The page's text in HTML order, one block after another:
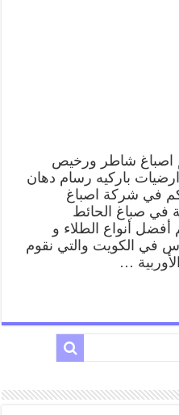
اصباغ شاطر ورخيص
باركيه رسام دهان
في شركة اصباغ
في صباغ الحائط
أفضل أنواع الطلاء و
في الكويت والتي نقوم
…